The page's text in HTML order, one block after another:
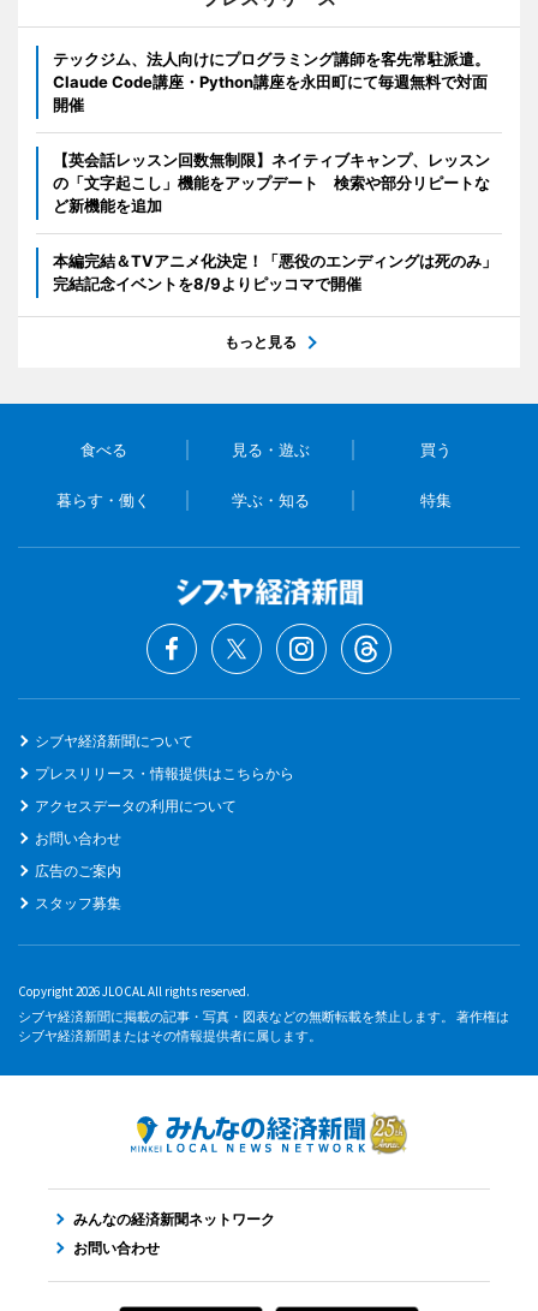
テックジム、法人向けにプログラミング講師を客先常駐派遣。
Claude Code講座・Python講座を永田町にて毎週無料で対面
開催
【英会話レッスン回数無制限】ネイティブキャンプ、レッスン
の「文字起こし」機能をアップデート 検索や部分リピートな
ど新機能を追加
本編完結＆TVアニメ化決定！「悪役のエンディングは死のみ」
完結記念イベントを8/9よりピッコマで開催
もっと見る
食べる 見る・遊ぶ 買う
暮らす・働く 学ぶ・知る 特集
シブヤ経済新聞について
プレスリリース・情報提供はこちらから
アクセスデータの利用について
お問い合わせ
広告のご案内
スタッフ募集
Copyright 2026 JLOCAL All rights reserved.
シブヤ経済新聞に掲載の記事・写真・図表などの無断転載を禁止します。 著作権は
シブヤ経済新聞またはその情報提供者に属します。
みんなの経済新聞ネットワーク
お問い合わせ